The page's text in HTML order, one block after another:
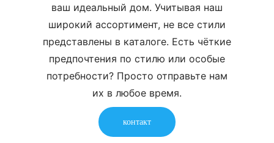
ваш идеальный дом. Учитывая наш
широкий ассортимент, не все стили
представлены в каталоге. Есть чёткие
предпочтения по стилю или особые
потребности? Просто отправьте нам
их в любое время.
контакт